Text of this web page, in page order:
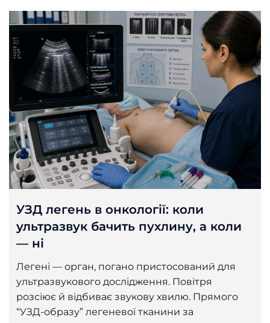
УЗД легень в онкології: коли
ультразвук бачить пухлину, а коли
— ні
Легені — орган, погано пристосований для
ультразвукового дослідження. Повітря
розсіює й відбиває звукову хвилю. Прямого
“УЗД-образу” легеневої тканини за